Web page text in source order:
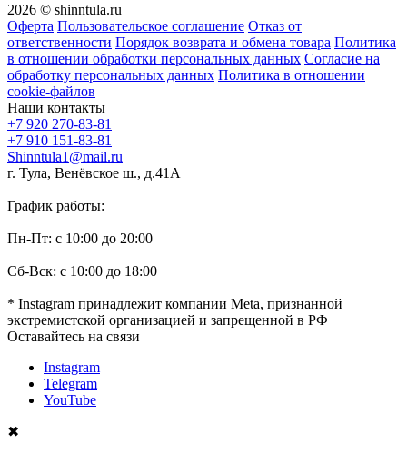
2026 © shinntula.ru
Оферта Пользовательское соглашение Отказ от
ответственности Порядок возврата и обмена товара Политика
в отношении обработки персональных данных Согласие на
обработку персональных данных Политика в отношении
cookie-файлов
Наши контакты
+7 920 270-83-81
+7 910 151-83-81
Shinntula1@mail.ru
г. Тула, Венёвское ш., д.41А
График работы:
Пн-Пт: с 10:00 до 20:00
Сб-Вск: с 10:00 до 18:00
* Instagram принадлежит компании Meta, признанной
экстремистской организацией и запрещенной в РФ
Оставайтесь на связи
Instagram
Telegram
YouTube
✖